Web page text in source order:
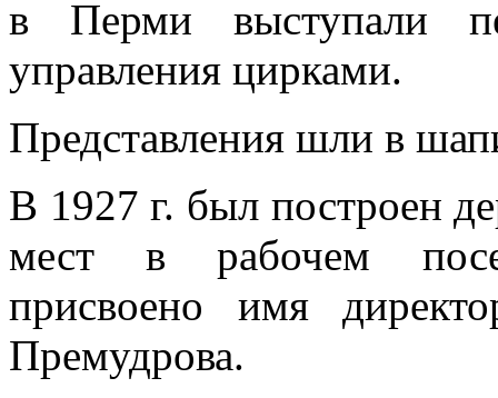
в Перми выступали
управления цирками.
Представления шли в
В 1927 г. был построен
мест в рабочем
присвоено имя
Премудрова.